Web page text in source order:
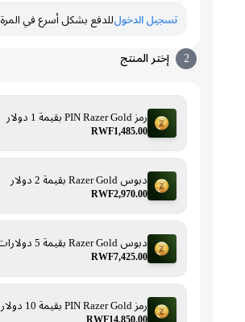
تسجيل الدخول للدفع بشكل أسرع في المرة القادمة
إختر المنتج
رمز PIN Razer Gold بقيمة 1 دولار
RWF1,485.00
دبوس Razer Gold بقيمة 2 دولار
RWF2,970.00
دبوس Razer Gold بقيمة 5 دولارات
RWF7,425.00
رمز PIN Razer Gold بقيمة 10 دولارات
RWF14,850.00